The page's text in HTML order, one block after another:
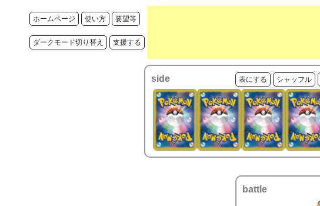
ホームページ 使い方 要望等
ダークモード切り替え 支援する
side 表にする シャッフル
battle